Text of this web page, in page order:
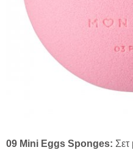
09 Mini Eggs Sponges: Σετ